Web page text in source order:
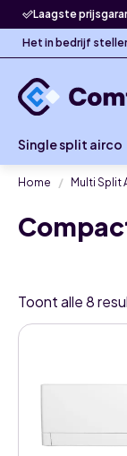
Laagste
Het in bedrijf
Single split airco
Home Multi Split
Toont alle 8